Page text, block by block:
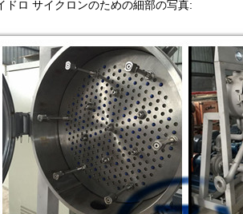
ドロ サイクロンのための細部の写真: